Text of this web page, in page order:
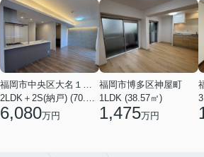
6,080万円
福岡市博多区神屋町
1LDK (38.57㎡)
1,475万円